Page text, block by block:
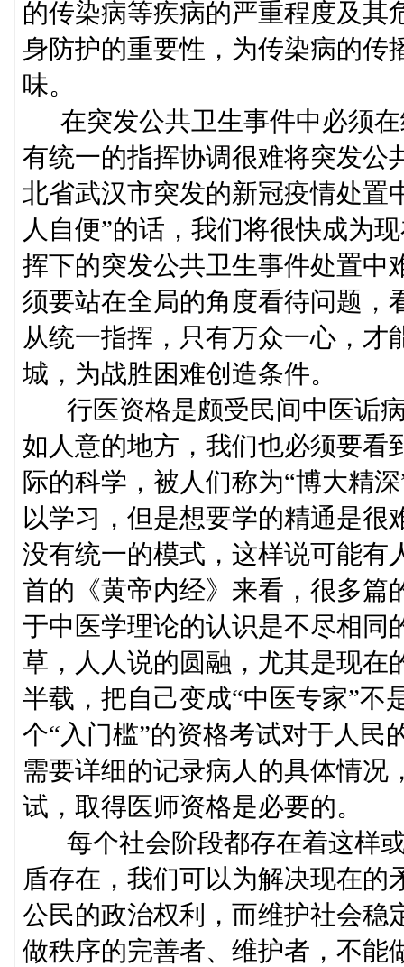
的传染病等疾病的严重程度及其
身防护的重要性，为传染病的传
味。
在突发公共卫生事件中必须在
有统一的指挥协调很难将突发公
北省武汉市突发的新冠疫情处置
人自便”的话，我们将很快成为
挥下的突发公共卫生事件处置中
须要站在全局的角度看待问题，
从统一指挥，只有万众一心，才
城，为战胜困难创造条件。
行医资格是颇受民间中医诟病
如人意的地方，我们也必须要看
际的科学，被人们称为“博大精
以学习，但是想要学的精通是很
没有统一的模式，这样说可能有
首的《黄帝内经》来看，很多篇
于中医学理论的认识是不尽相同
草，人人说的圆融，尤其是现在
半载，把自己变成“中医专家”不
个“入门槛”的资格考试对于人民
需要详细的记录病人的具体情况
试，取得医师资格是必要的。
每个社会阶段都存在着这样或
盾存在，我们可以为解决现在
公民的政治权利，而维护社会稳
做秩序的完善者、维护者，不能